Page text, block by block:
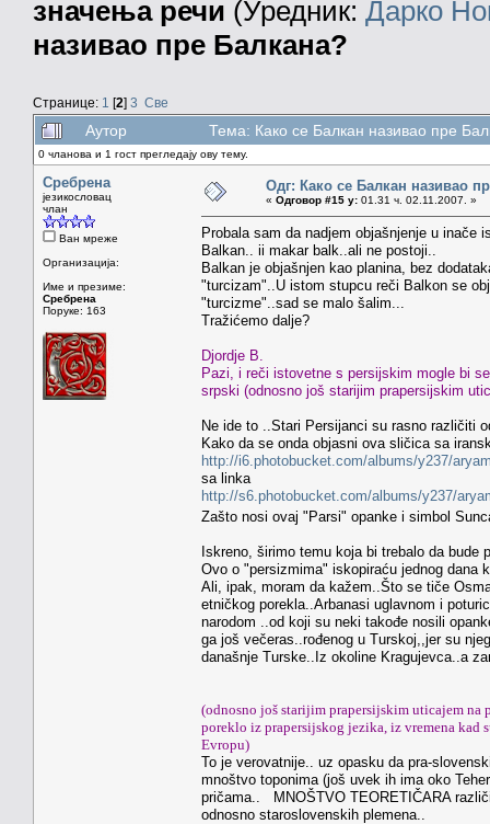
значења речи (Уредник: Дарко
називао пре Балкана?
Странице: 1 [2] 3 Све
Аутор Тема: Како се Балкан називао пре
0 чланова и 1 гост прегледају ову тему.
Сребрена
језикословац
члан
Ван мреже
Организација:
Име и презиме:
Сребрена
Поруке: 163
Одг: Како се Балкан називао
« Одговор #15 у: 01.31 ч. 02.11.2007. »
Probala sam da nadjem objašnjenje u inače
Balkan.. ii makar balk..ali ne postoji..
Balkan je objašnjen kao planina, bez
"turcizam"..U istom stupcu reči Balkon se
"turcizme"..sad se malo šalim...
Tražićemo dalje?
Djordje B.
Pazi, i reči istovetne s persijskim mogle bi
srpski (odnosno još starijim prapersijskim
Ne ide to ..Stari Persijanci su rasno različiti
Kako da se onda objasni ova sličica sa
http://i6.photobucket.com/albums/y237/
sa linka
http://s6.photobucket.com/albums/y237/
Zašto nosi ovaj "Parsi" opanke i simbol
Iskreno, širimo temu koja bi trebalo da bude
Ovo o "persizmima" iskopiraću jednog dana
Ali, ipak, moram da kažem..Što se tiče
etničkog porekla..Arbanasi uglavnom i
narodom ..od koji su neki takođe nosili
ga još večeras..rođenog u Turskoj,,jer su
današnje Turske..Iz okoline Kragujevca..a
(odnosno još starijim prapersijskim uticajem na
poreklo iz prapersijskog jezika, iz vremena kad
Evropu)
To je verovatnije.. uz opasku da pra-
mnoštvo toponima (još uvek ih ima oko
pričama.. MNOŠTVO TEORETIČARA
odnosno staroslovenskih plemena..